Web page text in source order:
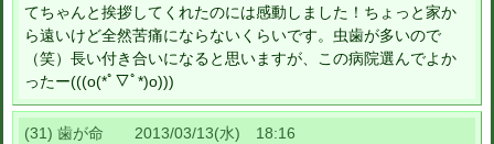
てちゃんと挨拶してくれたのには感動しました！ちょっと家か
ら遠いけど全然苦痛にならないくらいです。虫歯が多いので
（笑）長い付き合いになると思いますが、この病院選んでよか
ったー(((o(*ﾟ▽ﾟ*)o)))
(31) 歯が命 2013/03/13(水) 18:16